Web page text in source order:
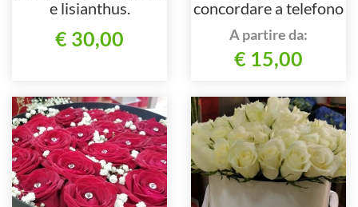
e lisianthus.
€ 30,00
concordare a telefono
al nostro numero
A partire da:
€ 15,00